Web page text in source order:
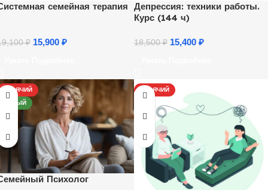
семейная терапия
₽ 15,900 ₽
Депрессия: техники работы.
Курс (144 ч)
18,500₽ 15,400 ₽
ГОРЯЧИЙ
НОВЫЙ
Психолог
ГОРЯЧИЙ